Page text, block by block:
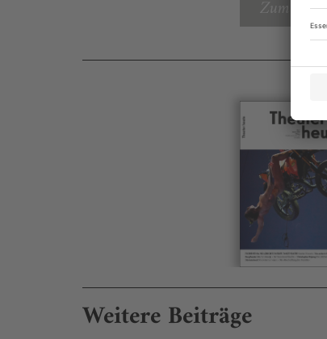
Zum
Weitere Beiträge